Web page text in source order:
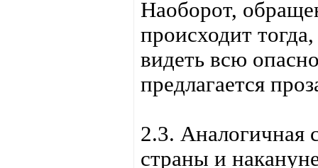
Наоборот,
происходит
видеть всю
предлагается
2.3. Аналогичная
страны и